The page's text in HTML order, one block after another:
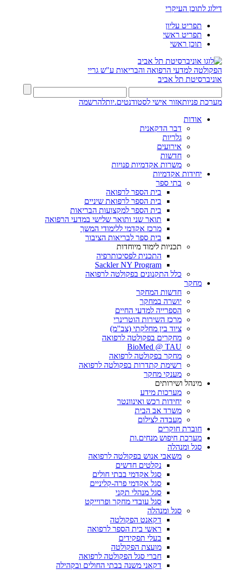
דילוג לתוכן העיקרי
תפריט עליון
תפריט ראשי
תוכן ראשי
הפקולטה למדעי הרפואה והבריאות ע"ש גריי
אוניברסיטת תל אביב
מערכת פניותאזור אישי לסטודנטים.יותלהרשמה
אודות
דבר הדקאנית
גלריות
אירועים
חדשות
משרות אקדמיות פנויות
יחידות אקדמיות
בתי ספר
בית הספר לרפואה
בית הספר לרפואת שיניים
בית הספר למקצועות הבריאות
תואר שני ותואר שלישי במדעי הרפואה
מרכז אקדמי ללימודי המשך
בית ספר לבריאות הציבור
תכניות לימוד מיוחדות
התכנית לפסיכותרפיה
Sackler NY Program
כלל התקנונים בפקולטה לרפואה
מחקר
חדשות המחקר
יושרה במחקר
הספרייה למדעי החיים
מרכז השירות הוטרינרי
ציוד בין מחלקתי (צב"מ)
מחקרים בפקולטה לרפואה
BioMed @ TAU
מחקר בפקולטה לרפואה
רשימת קתדרות בפקולטה לרפואה
מענקי מחקר
מינהל ושירותים
מערכות מידע
יחידות רכש ואינוונטר
משרד אב הבית
מעבדה לצילום
חוברת חוקרים
מערכת חיפוש מנחים.ות
סגל ומנהלה
משאבי אנוש בפקולטה לרפואה
נקלטים חדשים
סגל אקדמי בבתי חולים
סגל אקדמי פרה-קליניים
סגל מנהלי תקני
סגל עובדי מחקר ופרוייקט
סגל ומנהלה
דקאנט הפקולטה
ראשי בית הספר לרפואה
בעלי תפקידים
מועצת הפקולטה
חברי סגל הפקולטה לרפואה
דקאני משנה בבתי החולים ובקהילה